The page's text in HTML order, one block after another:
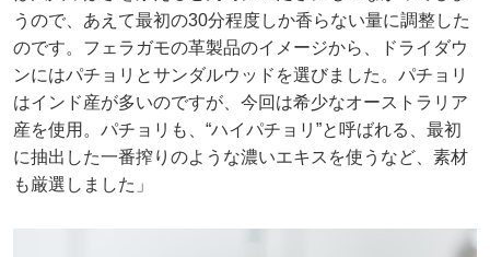
うので、あえて最初の30分程度しか香らない量に調整した
のです。フェラガモの革製品のイメージから、ドライダウ
ンにはパチョリとサンダルウッドを選びました。パチョリ
はインド産が多いのですが、今回は希少なオーストラリア
産を使用。パチョリも、“ハイパチョリ”と呼ばれる、最初
に抽出した一番搾りのような濃いエキスを使うなど、素材
も厳選しました」